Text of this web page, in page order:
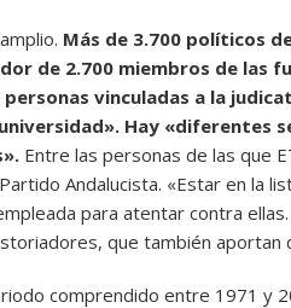
Más de 3.700 políticos
de 2.700 miembros de las
vinculadas a la
Hay «diferentes
Entre las personas de las que
Andalucista. «Estar en la
para atentar contra
que también aportan
comprendido entre 1971 y